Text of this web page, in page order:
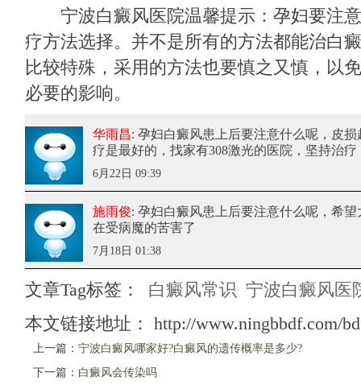
宁波白癜风医院温馨提示：孕妇要注意
疗方法选择。并不是所有的方法都能治白
比较特殊，采用的方法也要慎之又慎，以
必要的影响。
华雨昌: 孕妇白癜风患上后要注意什么呢，皮损
疗是最好的，找家有308激光的医院，坚持治疗
6月22日 09:39
施雨俊: 孕妇白癜风患上后要注意什么呢，希望
在受病魔的苦害了
7月18日 01:38
文章Tag标签： 白癜风常识 宁波白癜风医
本文链接地址： http://www.ningbbdf.com/
上一篇： 宁波白癜风哪家好?白癜风的遗传概率是多少?
下一篇： 白癜风会传染吗